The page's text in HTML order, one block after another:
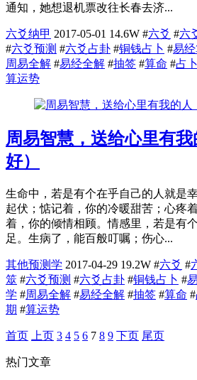
通知，她想退机票改往长春去济...
六爻纳甲 2017-05-01 14.6W #六爻 #六
#六爻预测 #六爻占卦 #铜钱占卜 #易
周易全解 #易经全解 #抽签 #算命 #占卜
算运势
周易智慧，送给心里有
好）
生命中，若是有个在乎自己的人就是
起伏；惦记着，你的冷暖甜苦；心疼
着，你的倾情相顾。情感里，若是有
足。生病了，能百般叮嘱；伤心...
其他预测学 2017-04-29 19.2W #六爻 #
筮 #六爻预测 #六爻占卦 #铜钱占卜 #
学 #周易全解 #易经全解 #抽签 #算命 #
期 #算运势
首页 上页 3 4 5 6 7 8 9 下页 尾页
热门文章